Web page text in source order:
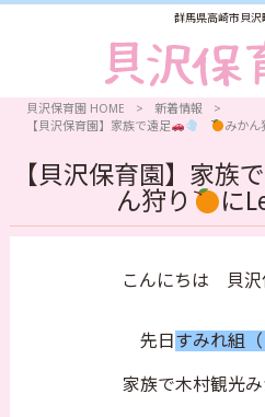
群馬県高崎市貝沢
貝沢保育園 HOME > 新着情報
>
【貝沢保育園】家族で遠足
みかん
【貝沢保育園】家族
ん狩り
に
こんにちは 貝沢
先日 すみれ組（
家族で木村観光